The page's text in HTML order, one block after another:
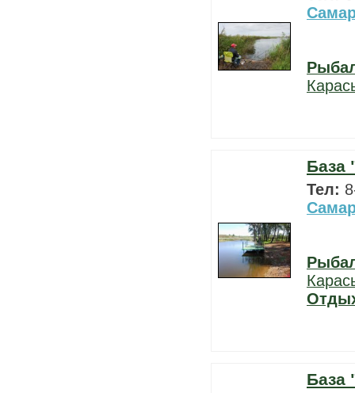
База
Тел:
База